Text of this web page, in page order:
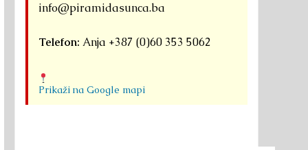
info@piramidasunca.ba
Telefon: Anja +387 (0)60 353 5062
Prikaži na Google mapi